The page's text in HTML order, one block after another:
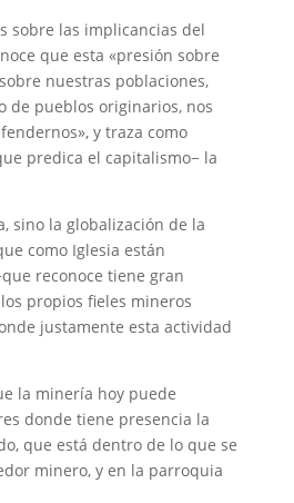
sobre las implicancias del
que esta «presión sobre
nuestras poblaciones,
de pueblos originarios, nos
y traza como
predica el capitalismo− la
sino la globalización de la
como Iglesia están
reconoce tiene gran
propios fieles mineros
justamente esta actividad
la minería hoy puede
donde tiene presencia la
que está dentro de lo que se
minero, y en la parroquia